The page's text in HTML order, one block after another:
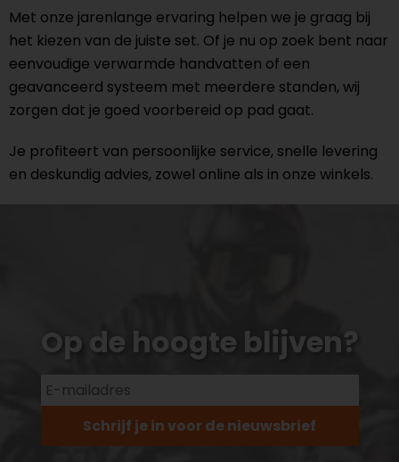
Met onze jarenlange ervaring helpen we je graag bij
het kiezen van de juiste set. Of je nu op zoek bent naar
eenvoudige verwarmde handvatten of een
geavanceerd systeem met meerdere standen, wij
zorgen dat je goed voorbereid op pad gaat.
Je profiteert van persoonlijke service, snelle levering
en deskundig advies, zowel online als in onze winkels.
Op de hoogte blijven?
Schrijf je in voor de nieuwsbrief